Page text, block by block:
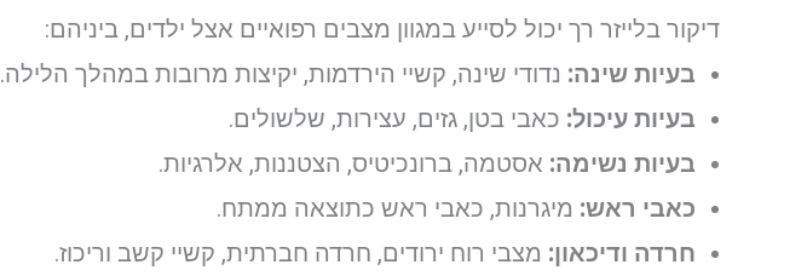
דיקור בלייזר רך יכול לסייע במגוון מצבים רפואיים אצל ילדים, ביניהם:
בעיות שינה: נדודי שינה, קשיי הירדמות, יקיצות מרובות במהלך הלילה.
בעיות עיכול: כאבי בטן, גזים, עצירות, שלשולים.
בעיות נשימה: אסטמה, ברונכיטיס, הצטננות, אלרגיות.
כאבי ראש: מיגרנות, כאבי ראש כתוצאה ממתח.
חרדה ודיכאון: מצבי רוח ירודים, חרדה חברתית, קשיי קשב וריכוז.